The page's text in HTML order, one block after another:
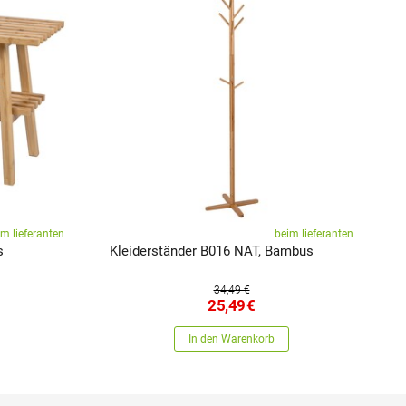
lieferanten beim lieferanten
Kleiderständer B016 NAT, Bambus
34,49 €
25,49€
In den Warenkorb